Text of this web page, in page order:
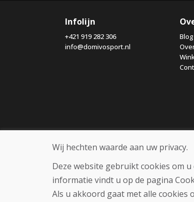
Infolijn
+421 919 282 306
info@domivosport.nl
Blog
Wij hechten waarde aan uw privacy.
Deze website gebruikt cookies om
informatie vindt u op de pagina
Als u akkoord gaat met alle cookies